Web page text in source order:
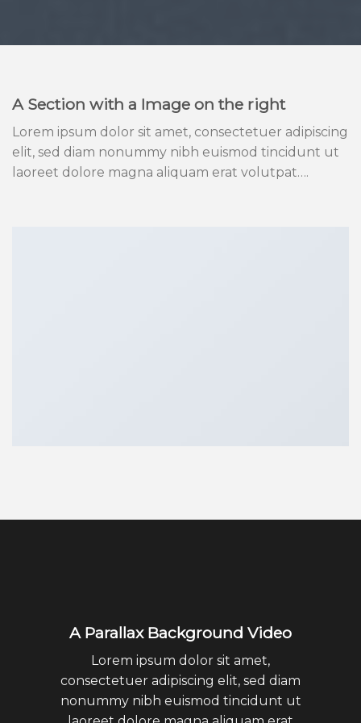
A Section with a Image on the right
Lorem ipsum dolor sit amet, consectetuer adipiscing
elit, sed diam nonummy nibh euismod tincidunt ut
laoreet dolore magna aliquam erat volutpat….
A Parallax Background Video
Lorem ipsum dolor sit amet,
consectetuer adipiscing elit, sed diam
nonummy nibh euismod tincidunt ut